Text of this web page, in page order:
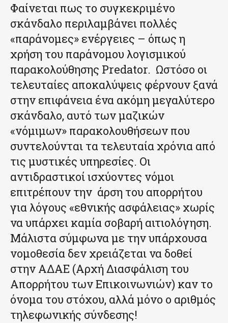
Φαίνεται πως το συγκεκριμένο
σκάνδαλο περιλαμβάνει πολλές
«παράνομες» ενέργειες – όπως η
χρήση του παράνομου λογισμικού
παρακολούθησης Predator. Ωστόσο οι
τελευταίες αποκαλύψεις φέρνουν ξανά
στην επιφάνεια ένα ακόμη μεγαλύτερο
σκάνδαλο, αυτό των μαζικών
«νόμιμων» παρακολουθήσεων που
συντελούνται τα τελευταία χρόνια από
τις μυστικές υπηρεσίες. Οι
αντιδραστικοί ισχύοντες νόμοι
επιτρέπουν την άρση του απορρήτου
για λόγους «εθνικής ασφάλειας» χωρίς
να υπάρχει καμία σοβαρή αιτιολόγηση.
Μάλιστα σύμφωνα με την υπάρχουσα
νομοθεσία δεν χρειάζεται να δοθεί
στην ΑΔΑΕ (Αρχή Διασφάλιση του
Απορρήτου των Επικοινωνιών) καν το
όνομα του στόχου, αλλά μόνο ο αριθμός
τηλεφωνικής σύνδεσης!